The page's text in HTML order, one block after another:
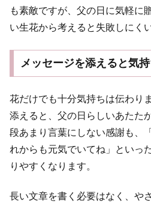
も素敵ですが、父の日に気軽に
い生花から考えると失敗しにく
メッセージを添えると気
花だけでも十分気持ちは伝わり
添えると、父の日らしいあたた
段あまり言葉にしない感謝も、
れからも元気でいてね」といっ
りやすくなります。
長い文章を書く必要はなく、や